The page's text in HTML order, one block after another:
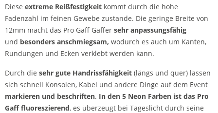
Diese extreme Reißfestigkeit kommt durch die hohe
Fadenzahl im feinen Gewebe zustande. Die geringe Breite von
12mm macht das Pro Gaff Gaffer sehr anpassungsfähig
und besonders anschmiegsam, wodurch es auch um Kanten,
Rundungen und Ecken verklebt werden kann.
Durch die sehr gute Handrissfähigkeit (längs und quer) lassen
sich schnell Konsolen, Kabel und andere Dinge auf dem Event
markieren und beschriften. In den 5 Neon Farben ist das Pro
Gaff fluoreszierend, es überzeugt bei Tageslicht durch seine